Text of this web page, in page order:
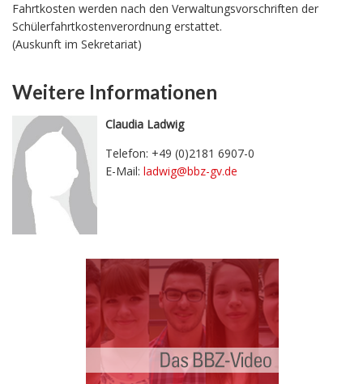
Fahrtkosten werden nach den Verwaltungsvorschriften der
Schülerfahrtkostenverordnung erstattet.
(Auskunft im Sekretariat)
Weitere Informationen
Claudia Ladwig
Telefon: +49 (0)2181 6907-0
E-Mail: ladwig@bbz-gv.de